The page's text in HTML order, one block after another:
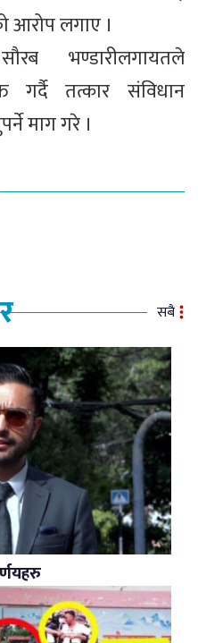
आरोप लगाए ।
भण्डारीलगायतले
गर्दै तत्कार संविधान
माग गरे ।
सबै